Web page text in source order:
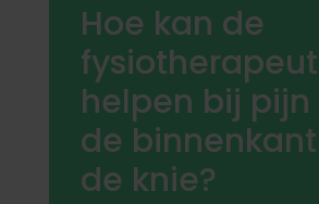
Hoe kan de
fysiotherapeut
helpen bij pijn
de
de knie?